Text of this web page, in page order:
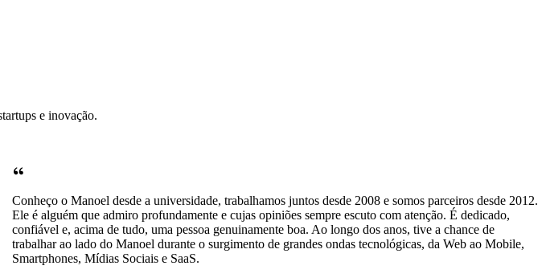
e inovação.
Conheço o Manoel desde a universidade, trabalhamos juntos desde 2008 e somos parceiros desde 2012.
Ele é alguém que admiro profundamente e cujas opiniões sempre escuto com atenção. É dedicado,
confiável e, acima de tudo, uma pessoa genuinamente boa. Ao longo dos anos, tive a chance de
trabalhar ao lado do Manoel durante o surgimento de grandes ondas tecnológicas, da Web ao Mobile,
Smartphones, Mídias Sociais e SaaS.